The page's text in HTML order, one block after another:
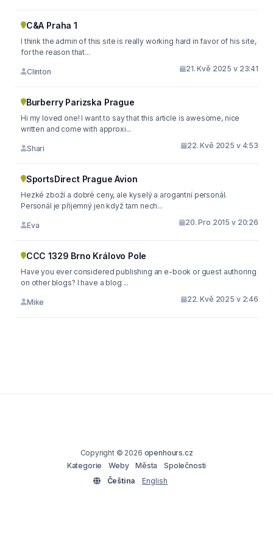
C&A Praha 1
I think the admin of this site is really working hard in favor of his site,
for the reason that...
Clinton 21. Kvě 2025 v 23:41
Burberry Parizska Prague
Hi my loved one! I want to say that this article is awesome, nice
written and come with approxi...
Shari 22. Kvě 2025 v 4:53
SportsDirect Prague Avion
Hezké zboží a dobré ceny, ale kyselý a arogantní personál.
Personál je příjemný jen když tam nech...
Eva 20. Pro 2015 v 20:26
CCC 1329 Brno Královo Pole
Have you ever considered publishing an e-book or guest authoring
on other blogs? I have a blog ...
Mike 22. Kvě 2025 v 2:46
Copyright © 2026 openhours.cz
Kategorie
Weby Města
Společnosti
Čeština
English